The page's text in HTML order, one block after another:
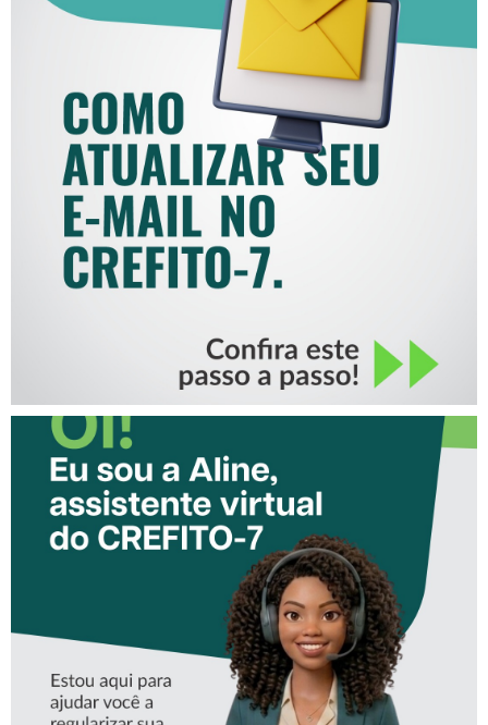
COMO ATUALIZAR SEU E-
MAIL NO CREFITO-7
CONHEÇA A ‘ALINE’,
ASSISTENTE VIRTUAL DO
CREFITO-7